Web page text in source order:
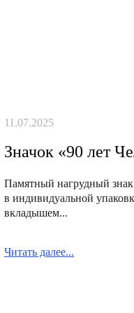
11.07.2025
Значок «90 лет
Памятный нагрудный знак
в индивидуальной
вкладышем...
Читать далее...